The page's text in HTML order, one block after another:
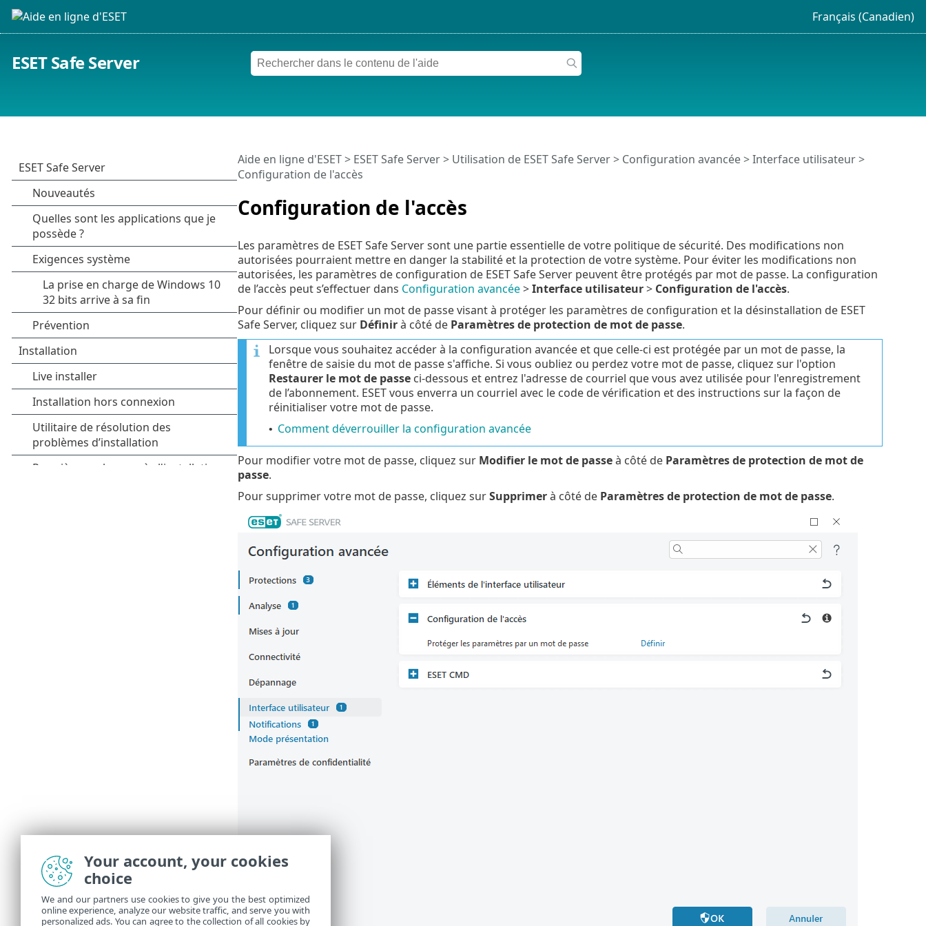
Français (Canadien)
ESET Safe Server
Configuration de l'accès
Aide en ligne d'ESET> ESET Safe Server> Utilisation de ESET Safe Server> Configuration avancée>Interface utilisateur>
Configuration de l'accès
Les paramètres de ESET Safe Server sont une partie essentielle de votre politique de sécurité. Des modifications non
autorisées pourraient mettre en danger la stabilité et la protection de votre système. Pour éviter les modifications non
autorisées, les paramètres de configuration de ESET Safe Server peuvent être protégés par mot de passe. La configuration
de l’accès peut s’effectuer dans Configuration avancée>Interface utilisateur> Configuration de l'accès.
Pour définir ou modifier un mot de passe visant à protéger les paramètres de configuration et la désinstallation de ESET
Safe Server, cliquez sur Définirà côté de Paramètres de protection de mot de passe.
Lorsque vous souhaitez accéder à la configuration avancée et que celle-ci est protégée par un mot de passe, la
fenêtre de saisie du mot de passe s'affiche. Si vous oubliez ou perdez votre mot de passe, cliquez sur l'option
Restaurer le mot de passeci-dessous et entrez l'adresse de courriel que vous avez utilisée pour l'enregistrement
de l’abonnement. ESET vous enverra un courriel avec le code de vérification et des instructions sur la façon de
réinitialiser votre mot de passe.
• Comment déverrouiller la configuration avancée
Pour modifier votre mot de passe, cliquez sur Modifier le mot de passeà côté de Paramètres de protection de mot de
passe.
Pour supprimer votre mot de passe, cliquez surSupprimerà côté de Paramètres de protection de mot de passe.
Your account, your cookies
choice
We and our partners use cookies to give you the best optimized
online experience, analyze our website traffic, and serve you with
personalized ads. You can agree to the collection of all cookies by